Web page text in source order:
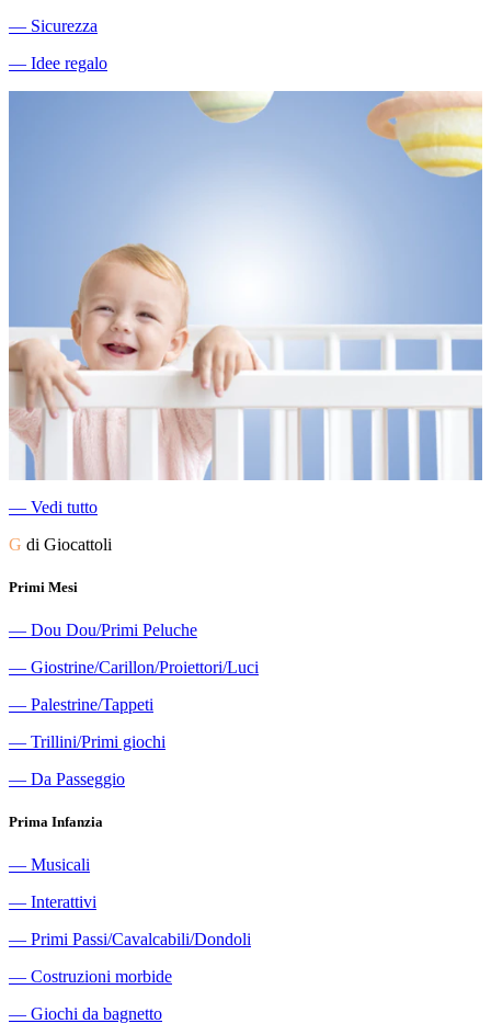
― Sicurezza
― Idee regalo
― Vedi tutto
G di Giocattoli
Primi Mesi
― Dou Dou/Primi Peluche
― Giostrine/Carillon/Proiettori/Luci
― Palestrine/Tappeti
― Trillini/Primi giochi
― Da Passeggio
Prima Infanzia
― Musicali
― Interattivi
― Primi Passi/Cavalcabili/Dondoli
― Costruzioni morbide
― Giochi da bagnetto